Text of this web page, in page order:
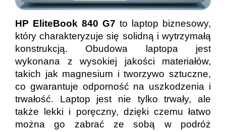
HP EliteBook 840 G7 to laptop biznesowy,
który charakteryzuje się solidną i wytrzymałą
konstrukcją. Obudowa laptopa jest
wykonana z wysokiej jakości materiałów,
takich jak magnesium i tworzywo sztuczne,
co gwarantuje odporność na uszkodzenia i
trwałość. Laptop jest nie tylko trwały, ale
także lekki i poręczny, dzięki czemu łatwo
można go zabrać ze sobą w podróż